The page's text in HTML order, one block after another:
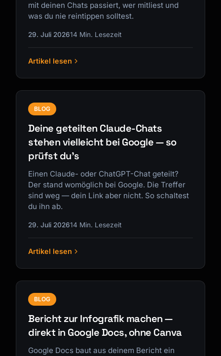
mit deinen Chats passiert, wer mitliest und
was du nie reintippen solltest.
29. Juli 202614 Min. Lesezeit
Artikel lesen
BLOG
Deine geteilten Claude-Chats
stehen vielleicht bei Google — so
prüfst du's
Einen Claude- oder ChatGPT-Chat geteilt?
Der stand womöglich bei Google. Die Treffer
sind weg — dein Link aber nicht. So schaltest
du ihn ab.
29. Juli 202614 Min. Lesezeit
Artikel lesen
BLOG
Bericht zur Infografik machen —
direkt in Google Docs, ohne Canva
Google Docs baut aus deinem Bericht ein